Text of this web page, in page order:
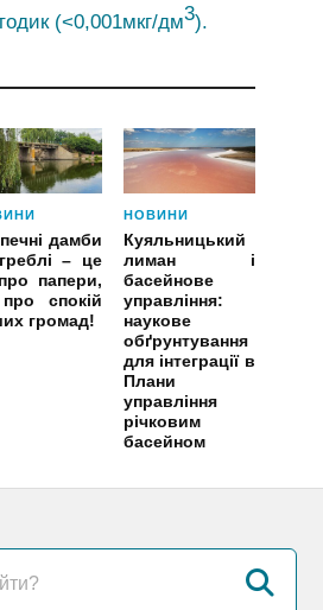
(<0,001мкг/дм3).
дамби
– це
папери,
спокій
громад!
НОВИНИ
Куяльницький
лиман і
басейнове
управління:
наукове
обґрунтування
для інтеграції в
Плани
управління
річковим
басейном